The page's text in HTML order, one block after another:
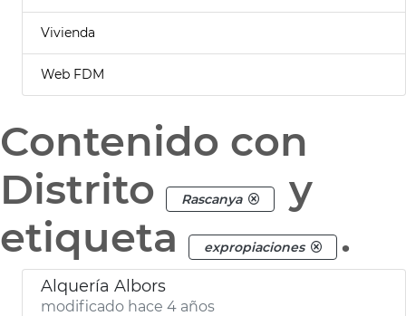
Vivienda
Web FDM
Contenido con
Distrito
Rascanya
y
etiqueta
expropiaciones .
Alquería Albors
modificado hace 4 años